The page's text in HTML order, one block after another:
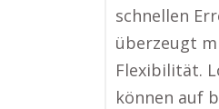
schnellen
überzeugt
Flexibilität.
können auf